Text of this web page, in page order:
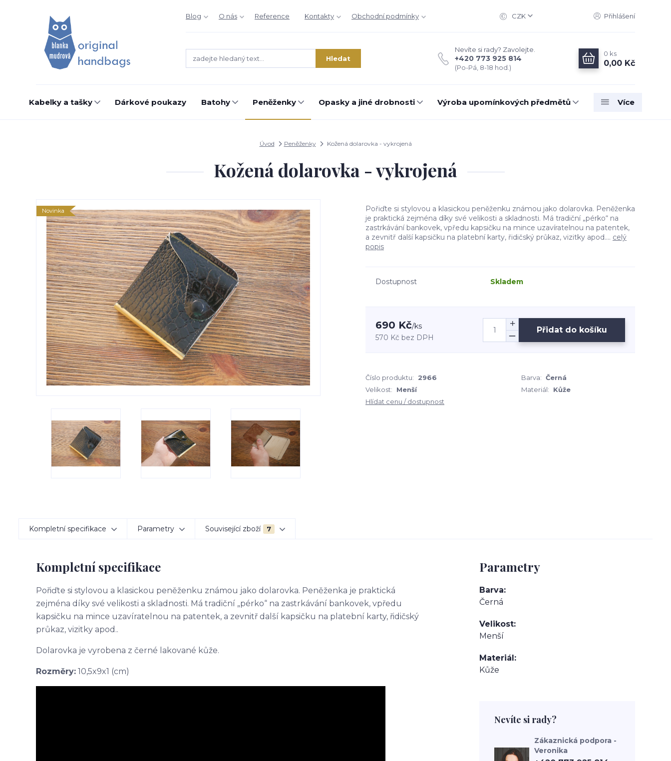
Blog O nás Reference Kontakty Obchodní podmínky CZK Přihlášení
Hledat
Nevíte si rady? Zavolejte.
+420 773 925 814
(Po-Pá, 8-18 hod.)
0 ks
0,00 Kč
Kabelky a tašky Dárkové poukazy Batohy Peněženky Opasky a jiné drobnosti Výroba upomínkových předmětů Více
Úvod Peněženky Kožená dolarovka - vykrojená
Kožená dolarovka - vykrojená
Novinka
Pořiďte si stylovou a klasickou peněženku známou jako dolarovka. Peněženka
je praktická zejména díky své velikosti a skladnosti. Má tradiční „pérko“ na
zastrkávání bankovek, vpředu kapsičku na mince uzavíratelnou na patentek,
a zevnitř další kapsičku na platební karty, řidičský průkaz, vizitky apod.... celý
popis
Dostupnost Skladem
690 Kč/ks
570 Kč bez DPH
Přidat do košíku
Číslo produktu: 2966 Barva: Černá
Velikost:
Menší Materiál:
Kůže
Hlídat cenu / dostupnost
Kompletní specifikace Parametry Související zboží 7
Kompletní specifikace
Pořiďte si stylovou a klasickou peněženku známou jako dolarovka. Peněženka je praktická
zejména díky své velikosti a skladnosti. Má tradiční „pérko“ na zastrkávání bankovek, vpředu
kapsičku na mince uzavíratelnou na patentek, a zevnitř další kapsičku na platební karty, řidičský
průkaz, vizitky apod..
Dolarovka je vyrobena z černé lakované kůže.
Rozměry: 10,5x9x1 (cm)
Parametry
Barva
Černá
Velikost
Menší
Materiál
Kůže
Nevíte si rady?
Zákaznická podpora -
Veronika